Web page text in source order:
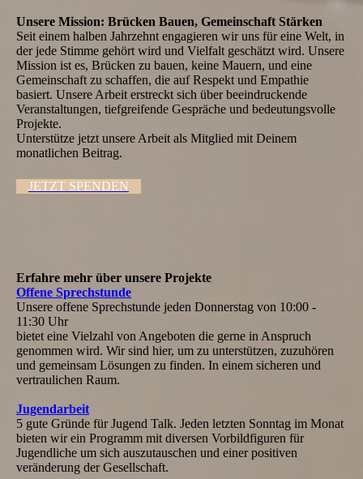
Unsere Mission: Brücken Bauen, Gemeinschaft Stärken
Seit einem halben Jahrzehnt engagieren wir uns für eine Welt, in
der jede Stimme gehört wird und Vielfalt geschätzt wird. Unsere
Mission ist es, Brücken zu bauen, keine Mauern, und eine
Gemeinschaft zu schaffen, die auf Respekt und Empathie
basiert. Unsere Arbeit erstreckt sich über beeindruckende
Veranstaltungen, tiefgreifende Gespräche und bedeutungsvolle
Projekte.
Unterstütze jetzt unsere Arbeit als Mitglied mit Deinem
monatlichen Beitrag.
JETZT SPENDEN
Erfahre mehr über unsere Projekte
Offene Sprechstunde
Unsere offene Sprechstunde jeden Donnerstag von 10:00 -
11:30 Uhr
bietet eine Vielzahl von Angeboten die gerne in Anspruch
genommen wird. Wir sind hier, um zu unterstützen, zuzuhören
und gemeinsam Lösungen zu finden. In einem sicheren und
vertraulichen Raum.
Jugendarbeit
5 gute Gründe für Jugend Talk. Jeden letzten Sonntag im Monat
bieten wir ein Programm mit diversen Vorbildfiguren für
Jugendliche um sich auszutauschen und einer positiven
veränderung der Gesellschaft.